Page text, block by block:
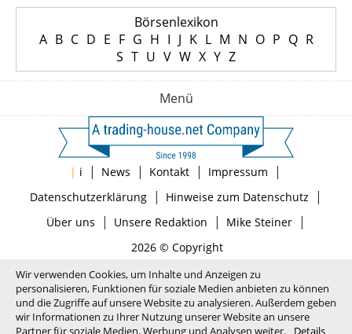
Börsenlexikon
A B C D E F G H I J K L M N O P Q R
S T U V W X Y Z
Menü
| i | News | Kontakt | Impressum |
Datenschutzerklärung| Hinweise zum Datenschutz |
Über uns | Unsere Redaktion | Mike Steiner|
2026 © Copyright
Wir verwenden Cookies, um Inhalte und Anzeigen zu
personalisieren, Funktionen für soziale Medien anbieten zu können
und die Zugriffe auf unsere Website zu analysieren. Außerdem geben
wir Informationen zu Ihrer Nutzung unserer Website an unsere
Partner für soziale Medien, Werbung und Analysen weiter.
Details